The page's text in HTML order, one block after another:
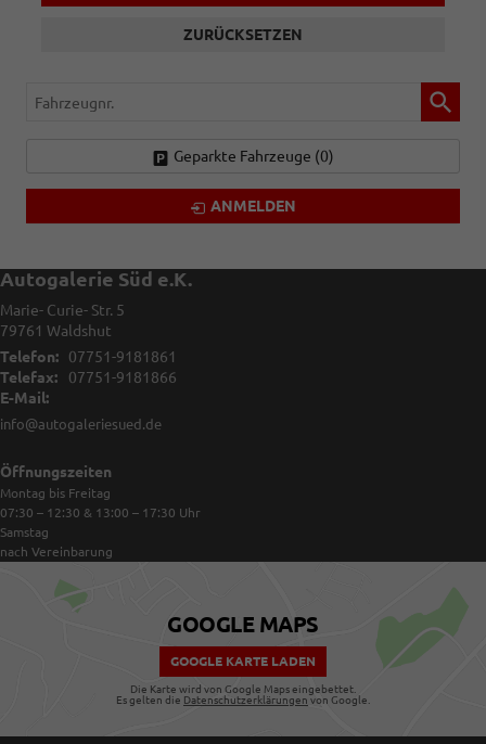
ZURÜCKSETZEN
Fahrzeugnr.
Geparkte Fahrzeuge (0)
ANMELDEN
Autogalerie Süd e.K.
Marie- Curie- Str. 5
79761 Waldshut
Telefon:
07751-9181861
Telefax:
07751-9181866
E-Mail:
info@autogaleriesued.de
Öffnungszeiten
Montag bis Freitag
07:30 – 12:30 & 13:00 – 17:30 Uhr
Samstag
nach Vereinbarung
GOOGLE MAPS
GOOGLE KARTE LADEN
Die Karte wird von Google Maps eingebettet.
Es gelten die Datenschutzerklärungen von Google.